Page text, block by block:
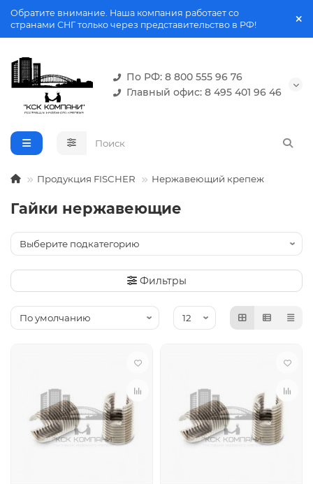
Обратите внимание. Наша компания работает со
странами СНГ только через представительство в РФ!
По РФ: 8 800 555 96 76
Главный офис: 8 495 401 96 46
Продукция FISCHER Нержавеющий крепеж
Гайки нержавеющие
Фильтры